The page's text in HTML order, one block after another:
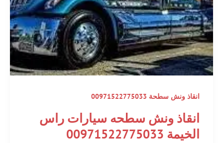
انقاذ ونش سطحة 00971522775033
انقاذ ونش سطحه سيارات راس
الخيمة 00971522775033